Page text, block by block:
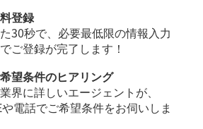
登録
30秒で、必要最低限の情報入力
ご登録が完了します！
望条件のヒアリング
界に詳しいエージェントが、
電話でご希望条件をお伺いしま